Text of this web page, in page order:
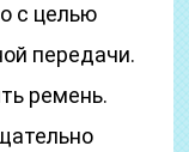
с целью
передачи.
ремень.